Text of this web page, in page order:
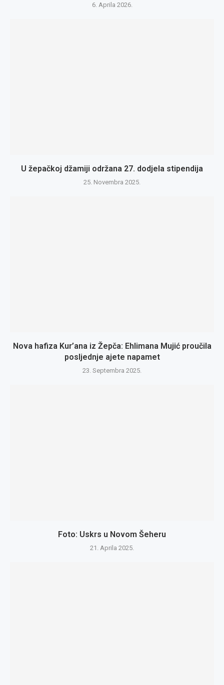
6. Aprila 2026.
U žepačkoj džamiji održana 27. dodjela stipendija
25. Novembra 2025.
Nova hafiza Kur’ana iz Žepča: Ehlimana Mujić proučila
posljednje ajete napamet
23. Septembra 2025.
Foto: Uskrs u Novom Šeheru
21. Aprila 2025.